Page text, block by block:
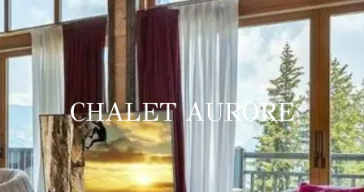
CHALET AURORE